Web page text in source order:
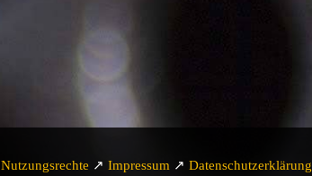
Nutzungsrechte ↗ Impressum ↗ Datenschutzerklärung